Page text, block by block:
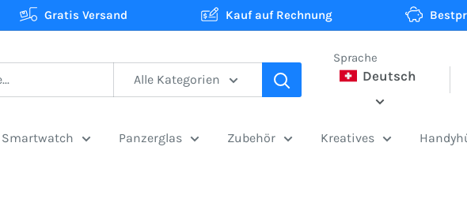
Gratis Versand Kauf auf Rechnung
Alle Kategorien
Sprache
Deutsch
Smartwatch Panzerglas Zubehör Kreatives